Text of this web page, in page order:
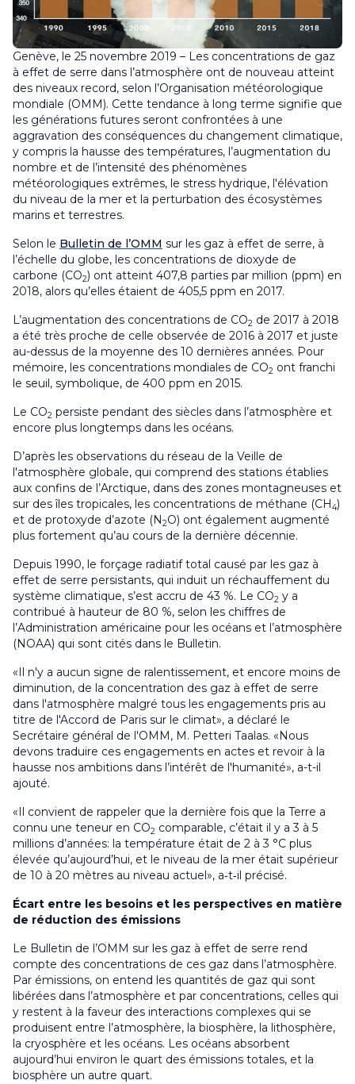
Genève, le 25 novembre 2019 – Les concentrations de gaz
à effet de serre dans l’atmosphère ont de nouveau atteint
des niveaux record, selon l’Organisation météorologique
mondiale (OMM). Cette tendance à long terme signifie que
les générations futures seront confrontées à une
aggravation des conséquences du changement climatique,
y compris la hausse des températures, l’augmentation du
nombre et de l’intensité des phénomènes
météorologiques extrêmes, le stress hydrique, l'élévation
du niveau de la mer et la perturbation des écosystèmes
marins et terrestres.
Selon le Bulletin de l’OMM sur les gaz à effet de serre, à
l’échelle du globe, les concentrations de dioxyde de
carbone (CO2) ont atteint 407,8 parties par million (ppm) en
2018, alors qu’elles étaient de 405,5 ppm en 2017.
L’augmentation des concentrations de CO2 de 2017 à 2018
a été très proche de celle observée de 2016 à 2017 et juste
au-dessus de la moyenne des 10 dernières années. Pour
mémoire, les concentrations mondiales de CO2 ont franchi
le seuil, symbolique, de 400 ppm en 2015.
Le CO2 persiste pendant des siècles dans l’atmosphère et
encore plus longtemps dans les océans.
D’après les observations du réseau de la Veille de
l'atmosphère globale, qui comprend des stations établies
aux confins de l’Arctique, dans des zones montagneuses et
sur des îles tropicales, les concentrations de méthane (CH 4)
et de protoxyde d’azote (N 2O) ont également augmenté
plus fortement qu’au cours de la dernière décennie.
Depuis 1990, le forçage radiatif total causé par les gaz à
effet de serre persistants, qui induit un réchauffement du
système climatique, s’est accru de 43 %. Le CO2 y a
contribué à hauteur de 80 %, selon les chiffres de
l’Administration américaine pour les océans et l’atmosphère
(NOAA) qui sont cités dans le Bulletin.
«Il n'y a aucun signe de ralentissement, et encore moins de
diminution, de la concentration des gaz à effet de serre
dans l'atmosphère malgré tous les engagements pris au
titre de l'Accord de Paris sur le climat», a déclaré le
Secrétaire général de l'OMM, M. Petteri Taalas. «Nous
devons traduire ces engagements en actes et revoir à la
hausse nos ambitions dans l’intérêt de l'humanité», a-t-il
ajouté.
«Il convient de rappeler que la dernière fois que la Terre a
connu une teneur en CO2 comparable, c’était il y a 3 à 5
millions d’années: la température était de 2 à 3 °C plus
élevée qu’aujourd’hui, et le niveau de la mer était supérieur
de 10 à 20 mètres au niveau actuel», a‑t‑il précisé.
Écart entre les besoins et les perspectives en matière
de réduction des émissions
Le Bulletin de l’OMM sur les gaz à effet de serre rend
compte des concentrations de ces gaz dans l’atmosphère.
Par émissions, on entend les quantités de gaz qui sont
libérées dans l’atmosphère et par concentrations, celles qui
y restent à la faveur des interactions complexes qui se
produisent entre l’atmosphère, la biosphère, la lithosphère,
la cryosphère et les océans. Les océans absorbent
aujourd’hui environ le quart des émissions totales, et la
biosphère un autre quart.